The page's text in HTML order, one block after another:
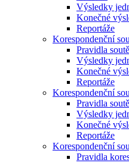
Výsledky
Konečné
Reportáže
Korespondenční
Pravidla
Výsledky
Konečné
Reportáže
Korespondenční
Pravidla
Výsledky
Konečné
Reportáže
Korespondenční
Pravidla